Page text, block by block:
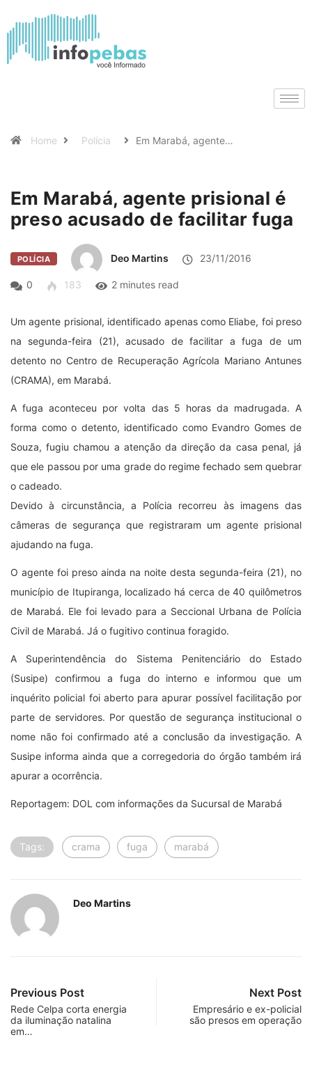
Home Polícia Em Marabá, agente…
Em Marabá, agente prisional é
preso acusado de facilitar fuga
POLÍCIA Deo Martins 23/11/2016
0 183 2 minutes read
Um agente prisional, identificado apenas como Eliabe, foi preso
na segunda-feira (21), acusado de facilitar a fuga de um
detento no Centro de Recuperação Agrícola Mariano Antunes
(CRAMA), em Marabá.
A fuga aconteceu por volta das 5 horas da madrugada. A
forma como o detento, identificado como Evandro Gomes de
Souza, fugiu chamou a atenção da direção da casa penal, já
que ele passou por uma grade do regime fechado sem quebrar
o cadeado.
Devido à circunstância, a Polícia recorreu às imagens das
câmeras de segurança que registraram um agente prisional
ajudando na fuga.
O agente foi preso ainda na noite desta segunda-feira (21), no
município de Itupiranga, localizado há cerca de 40 quilômetros
de Marabá. Ele foi levado para a Seccional Urbana de Polícia
Civil de Marabá. Já o fugitivo continua foragido.
A Superintendência do Sistema Penitenciário do Estado
(Susipe) confirmou a fuga do interno e informou que um
inquérito policial foi aberto para apurar possível facilitação por
parte de servidores. Por questão de segurança institucional o
nome não foi confirmado até a conclusão da investigação. A
Susipe informa ainda que a corregedoria do órgão também irá
apurar a ocorrência.
Reportagem: DOL com informações da Sucursal de Marabá
Tags: crama fuga marabá
Deo Martins
Previous Post
Rede Celpa corta energia
da iluminação natalina
em…
Next Post
Empresário e ex-policial
são presos em operação